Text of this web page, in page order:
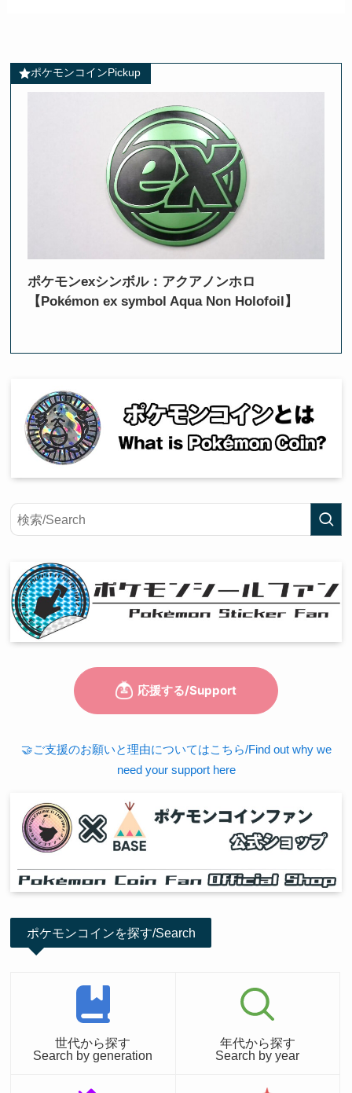
ポケモンコインPickup
ポケモンexシンボル：アクアノンホロ
【Pokémon ex symbol Aqua Non Holofoil】
🤝ご支援のお願いと理由についてはこちら/Find out why we
need your support here
ポケモンコインを探す/Search
世代から探す
Search by generation
年代から探す
Search by year